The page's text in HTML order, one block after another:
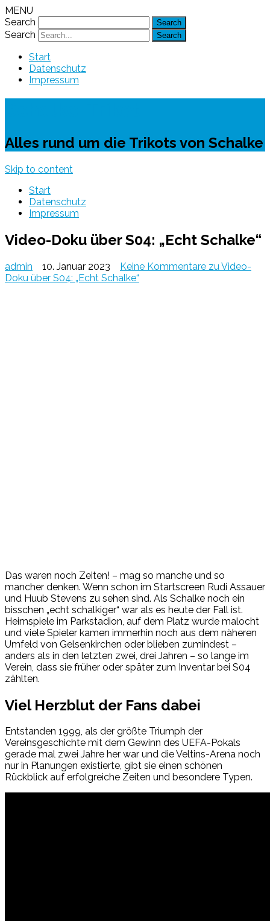
MENU
Search
Search
Start
Datenschutz
Impressum
Alles rund um die Trikots von Schalke
Skip to content
Start
Datenschutz
Impressum
Video-Doku über S04: „Echt Schalke“
admin 10. Januar 2023 Keine Kommentare zu Video-
Doku über S04: „Echt Schalke“
Das waren noch Zeiten! – mag so manche und so
mancher denken. Wenn schon im Startscreen Rudi Assauer
und Huub Stevens zu sehen sind. Als Schalke noch ein
bisschen „echt schalkiger“ war als es heute der Fall ist.
Heimspiele im Parkstadion, auf dem Platz wurde malocht
und viele Spieler kamen immerhin noch aus dem näheren
Umfeld von Gelsenkirchen oder blieben zumindest –
anders als in den letzten zwei, drei Jahren – so lange im
Verein, dass sie früher oder später zum Inventar bei S04
zählten.
Viel Herzblut der Fans dabei
Entstanden 1999, als der größte Triumph der
Vereinsgeschichte mit dem Gewinn des UEFA-Pokals
gerade mal zwei Jahre her war und die Veltins-Arena noch
nur in Planungen existierte, gibt sie einen schönen
Rückblick auf erfolgreiche Zeiten und besondere Typen.